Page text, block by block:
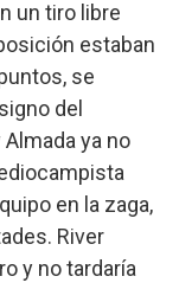
un tiro libre
estaban
se
del
ya no
en la zaga,
River
y no tardaría